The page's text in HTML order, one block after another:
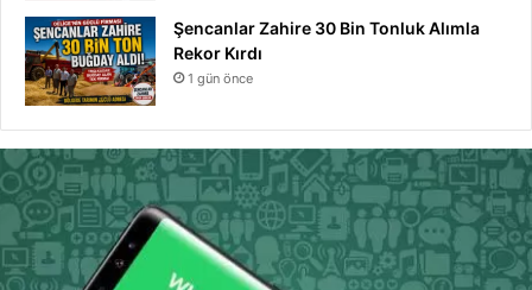
Şencanlar Zahire 30 Bin Tonluk Alımla
Rekor Kırdı
1 gün önce